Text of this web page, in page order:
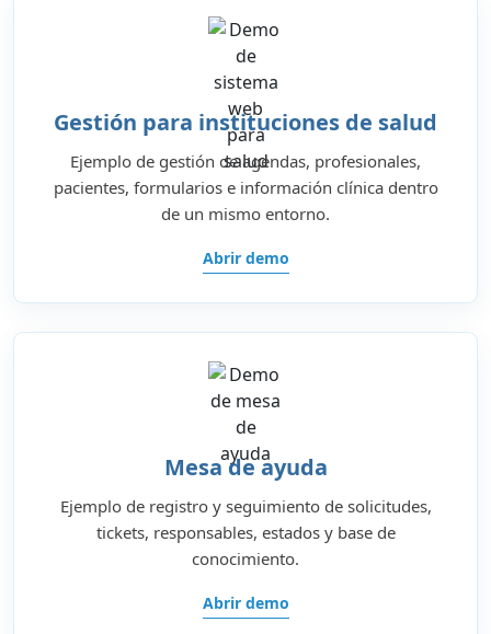
Gestión para instituciones de salud
Ejemplo de gestión de agendas, profesionales,
pacientes, formularios e información clínica dentro
de un mismo entorno.
Abrir demo
Mesa de ayuda
Ejemplo de registro y seguimiento de solicitudes,
tickets, responsables, estados y base de
conocimiento.
Abrir demo